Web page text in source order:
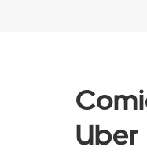
Uber